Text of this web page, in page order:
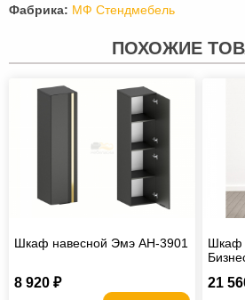
Фабрика: МФ Стендмебель
ПОХОЖИЕ
Шкаф навесной Эмэ АН-3901
8 920 ₽
Шкаф
21